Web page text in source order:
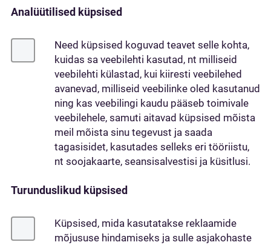
Analüütilised küpsised
Need küpsised koguvad teavet selle kohta,
kuidas sa veebilehti kasutad, nt milliseid
veebilehti külastad, kui kiiresti veebilehed
avanevad, milliseid veebilinke oled kasutanud
ning kas veebilingi kaudu pääseb toimivale
veebilehele, samuti aitavad küpsised mõista
meil mõista sinu tegevust ja saada
tagasisidet, kasutades selleks eri tööriistu,
nt soojakaarte, seansisalvestisi ja küsitlusi.
Turunduslikud küpsised
Küpsised, mida kasutatakse reklaamide
mõjususe hindamiseks ja sulle asjakohaste